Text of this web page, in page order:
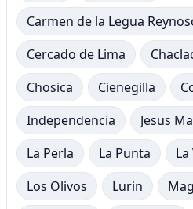
Carmen de la Legua
Cercado de Lima
Chosica
Cienegilla
Independencia
Jesus
La Perla
La Punta
Los Olivos
Lurin